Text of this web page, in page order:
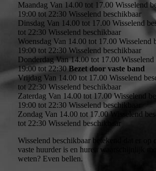
Maandag Van 14.00 tot 17.00 Wisselend
19:00 tot 22:30 Wisselend beschikbaar
Dinsdag Van 14.00 tot 17.00 Wisselend
tot 22:30 Wisselend beschikbaar
Woensdag Van 14.00 tot 17.00 Wisselend
19:00 tot 22:30 Wisselend beschikbaar
Donderdag Van 14.00 tot 17.00 Wisselend
19:00 tot 22:30 Bezet door vaste band
Vrijdag Van 14.00 tot 17.00 Wisselend
tot 22:30 Wisselend beschikbaar
Zaterdag Van 14.00 tot 17.00 Wisselend
19:00 tot 22:30 Wisselend beschikbaar
Zondag Van 14.00 tot 17.00 Wisselend
tot 22:30 Wisselend beschikbaar
Wisselend beschikbaar betekend dat er op
vaste huurder is en huren waarschijnlijk
weten? Even bellen.